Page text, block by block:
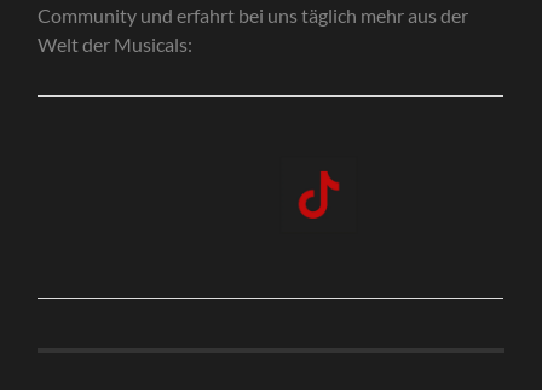
Community und erfahrt bei uns täglich mehr aus der
Welt der Musicals: